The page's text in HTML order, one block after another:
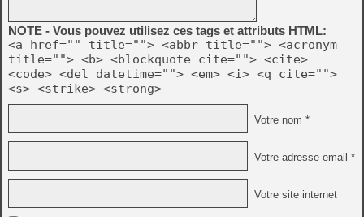
NOTE - Vous pouvez utilisez ces tags et attributs HTML:
<a href="" title=""> <abbr title=""> <acronym
title=""> <b> <blockquote cite=""> <cite>
<code> <del datetime=""> <em> <i> <q cite="">
<s> <strike> <strong>
Votre nom *
Votre adresse email *
Votre site internet